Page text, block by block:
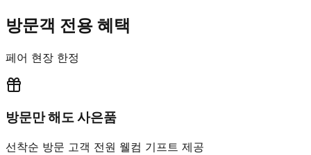
방문객 전용 혜택
페어 현장 한정
방문만 해도 사은품
선착순 방문 고객 전원 웰컴 기프트 제공